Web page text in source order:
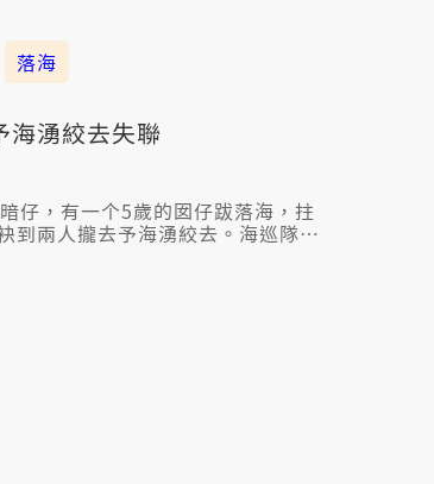
落海
海湧絞去失聯
仔，有一个5歲的囡仔跋落海，拄
到兩人攏去予海湧絞去。海巡隊和